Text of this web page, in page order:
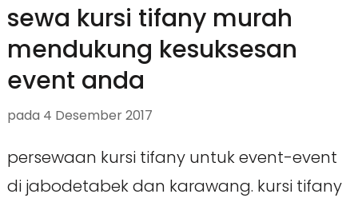
sewa kursi tifany murah
mendukung kesuksesan
event anda
pada 4 Desember 2017
persewaan kursi tifany untuk event-event
di jabodetabek dan karawang. kursi tifany